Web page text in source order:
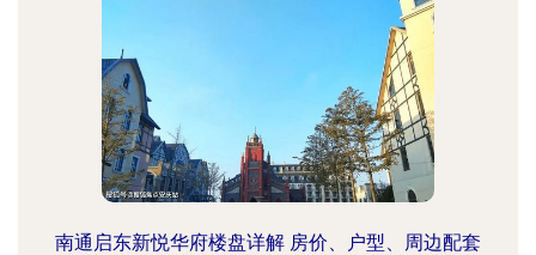
南通启东新悦华府楼盘详解 房价、户型、周边配套